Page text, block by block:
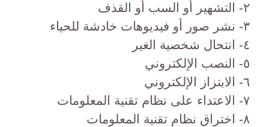
٢- التشهير أو السب أو القذف
٣- نشر صور أو فيديوهات خادشة للحياء
٤- انتحال شخصية الغير
٥- النصب الإلكتروني
٦- الابتزاز الإلكتروني
٧- الاعتداء على نظام تقنية المعلومات
٨- اختراق نظام تقنية المعلومات